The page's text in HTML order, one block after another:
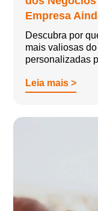
Empresa
Descubra por
mais valiosas
personalizadas
Leia mais >